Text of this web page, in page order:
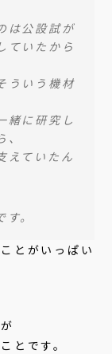
は公設試が
ていたから
ういう機材
緒に研究し
えていたん
す。
とがいっぱい
とです。